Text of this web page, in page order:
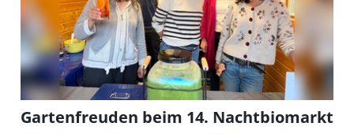
Gartenfreuden beim 14. Nachtbiomarkt